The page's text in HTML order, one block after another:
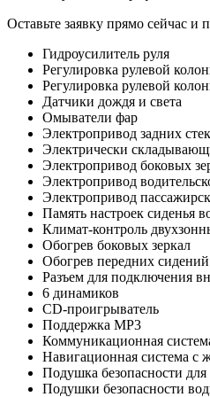
Оставьте заявку прямо сейчас
Гидроусилитель руля
Регулировка рулевой
Регулировка рулевой
Датчики дождя и света
Омыватели фар
Электропривод задних
Электрически
Электропривод боковых
Электропривод
Электропривод
Память настроек сиденья
Климат-контроль
Обогрев боковых зеркал
Обогрев передних сидений
Разъем для подключения
6 динамиков
CD-проигрыватель
Поддержка MP3
Коммуникационная
Навигационная система с
Подушка безопасности для
Подушки безопасности